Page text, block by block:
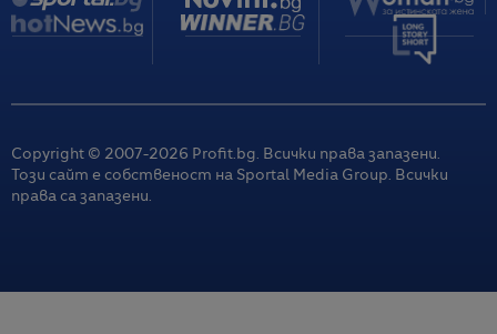
Copyright © 2007-2026 Profit.bg. Всички права запазени.
Този сайт е собственост на Sportal Media Group. Всички
права са запазени.